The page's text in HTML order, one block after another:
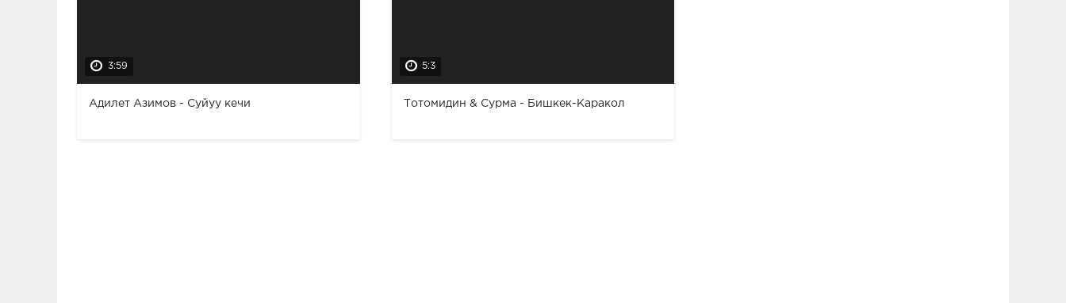
3:59
Адилет Азимов - Суйуу кечи
5:3
Тотомидин & Сурма - Бишкек-Каракол